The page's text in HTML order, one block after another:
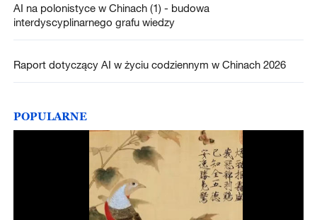
AI na polonistyce w Chinach (1) - budowa
interdyscyplinarnego grafu wiedzy
Raport dotyczący AI w życiu codziennym w Chinach 2026
POPULARNE